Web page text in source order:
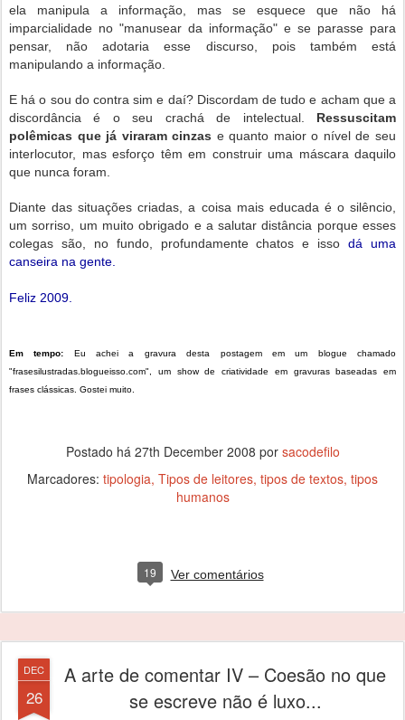
ela manipula a informação, mas se esquece que não há
imparcialidade no "manusear da informação" e se parasse para
pensar, não adotaria esse discurso, pois também está
manipulando a informação.
E há o sou do contra sim e daí? Discordam de tudo e acham que a
discordância é o seu crachá de intelectual. Ressuscitam
polêmicas que já viraram cinzas e quanto maior o nível de seu
interlocutor, mas esforço têm em construir uma máscara daquilo
que nunca foram.
Diante das situações criadas, a coisa mais educada é o silêncio,
um sorriso, um muito obrigado e a salutar distância porque esses
colegas são, no fundo, profundamente chatos e issodá uma
canseira na gente.
Feliz 2009.
Em tempo: Eu achei a gravura desta postagem em um blogue chamado
"frasesilustradas.blogueisso.com", um show de criatividade em gravuras baseadas em
frases clássicas. Gostei muito.
Postado há 27th December 2008 por sacodefilo
Marcadores: tipologia Tipos de leitores tipos de textos tipos
humanos
19 Ver comentários
DEC
26
A arte de comentar IV – Coesão no que
se escreve não é luxo...